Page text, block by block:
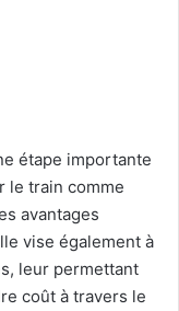
étape importante
le train comme
avantages
vise également à
leur permettant
coût à travers le